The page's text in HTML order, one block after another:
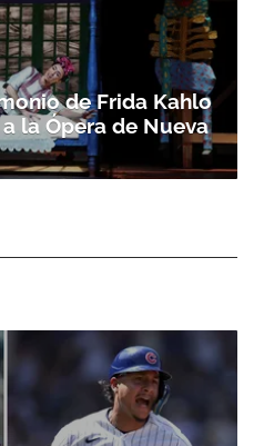
de Frida Kahlo
la Ópera de Nueva